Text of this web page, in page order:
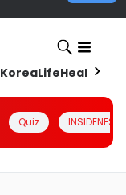
KoreaLifeHealth
Quiz INSIDENESIA